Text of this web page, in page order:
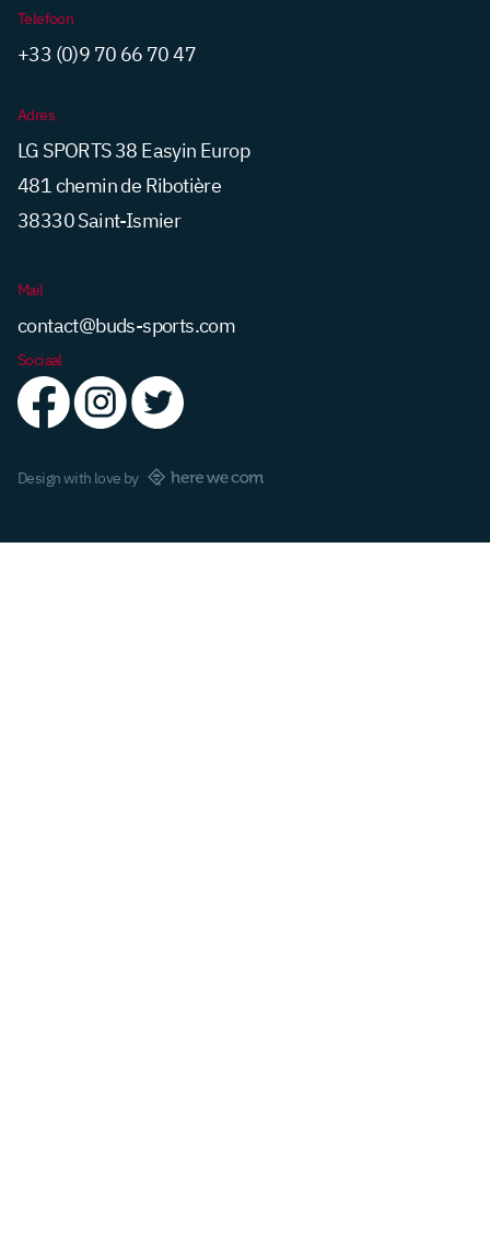
Telefoon
+33 (0)9 70 66 70 47
Adres
LG SPORTS 38 Easyin Europ
481 chemin de Ribotière
38330 Saint-Ismier
Mail
contact@buds-sports.com
Sociaal
Design with love by